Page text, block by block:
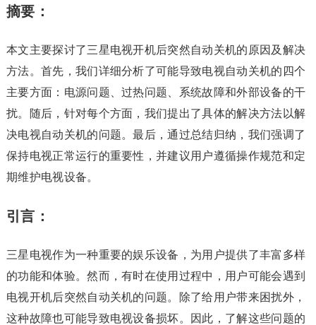
摘要：
本文主要探讨了三星电视开机后突然自动关机的原因及解决
方法。首先，我们详细分析了可能导致电视自动关机的四个
主要方面：电源问题、过热问题、系统故障和外部设备的干
扰。随后，针对每个方面，我们提出了具体的解决方法以解
决电视自动关机的问题。最后，通过总结归纳，我们强调了
保持电视正常运行的重要性，并建议用户遵循操作规范和定
期维护电视设备。
引言：
三星电视作为一种重要的娱乐设备，为用户提供了丰富多样
的功能和体验。然而，有时在使用过程中，用户可能会遇到
电视开机后突然自动关机的问题。除了给用户带来困扰外，
这种故障也可能导致电视设备损坏。因此，了解这些问题的